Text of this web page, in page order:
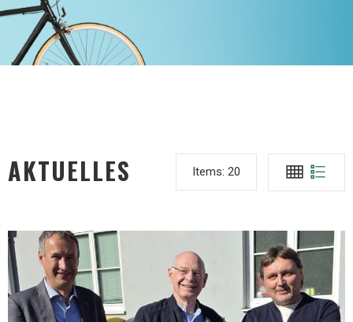
AKTUELLES Items: 20